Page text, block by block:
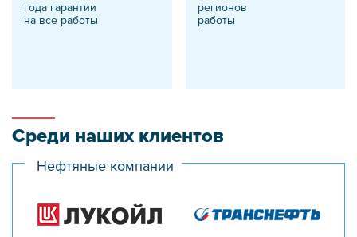
года гарантии
на все работы
регионов
работы
Среди наших клиентов
Нефтяные компании